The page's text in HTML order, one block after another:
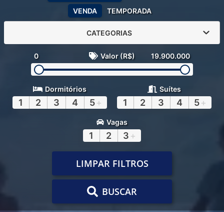
VENDA TEMPORADA
CATEGORIAS
0 Valor (R$) 19.900.000
Dormitórios
1 2 3 4 5+
Suítes
1 2 3 4 5+
Vagas
1 2 3 +
LIMPAR FILTROS
BUSCAR